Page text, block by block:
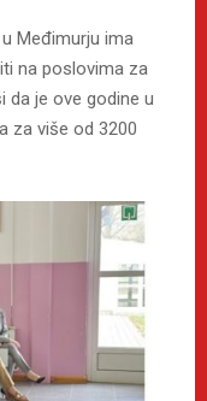
Međimurju ima
na poslovima za
da je ove godine u
za više od 3200